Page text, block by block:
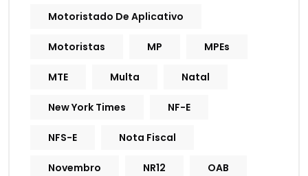
Motoristado De Aplicativo
Motoristas MP MPEs
MTE Multa Natal
New York Times NF-E
NFS-E Nota Fiscal
Novembro NR12 OAB